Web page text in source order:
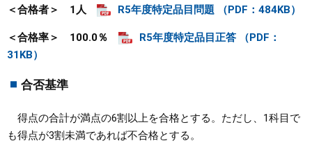
＜合格者＞ 1人 R5年度特定品目問題 （PDF：484KB）
＜合格率＞ 100.0％
R5年度特定品目正答 （PDF：
31KB）
合否基準
得点の合計が満点の6割以上を合格とする。ただし、1科目で
も得点が3割未満であれば不合格とする。